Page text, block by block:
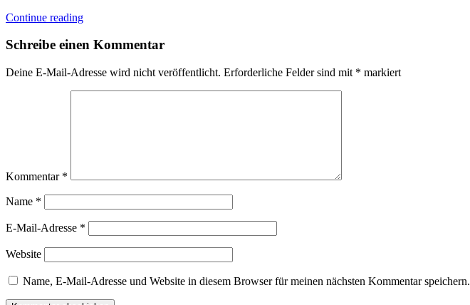
Continue reading
Schreibe einen Kommentar
Deine E-Mail-Adresse wird nicht veröffentlicht. Erforderliche Felder sind mit * markiert
Kommentar *
Name *
E-Mail-Adresse *
Website
Name, E-Mail-Adresse und Website in diesem Browser für meinen nächsten Kommentar speichern.